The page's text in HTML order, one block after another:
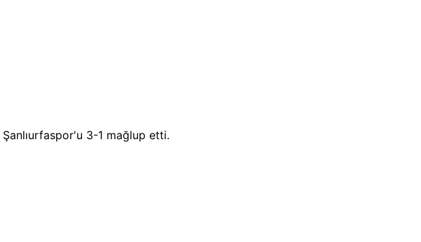
Şanlıurfaspor'u 3-1 mağlup etti.